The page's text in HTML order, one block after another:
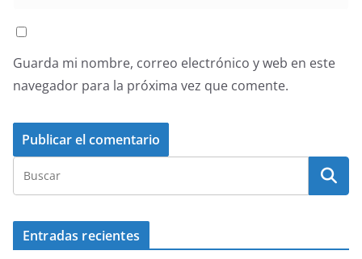
Guarda mi nombre, correo electrónico y web en este
navegador para la próxima vez que comente.
Entradas recientes